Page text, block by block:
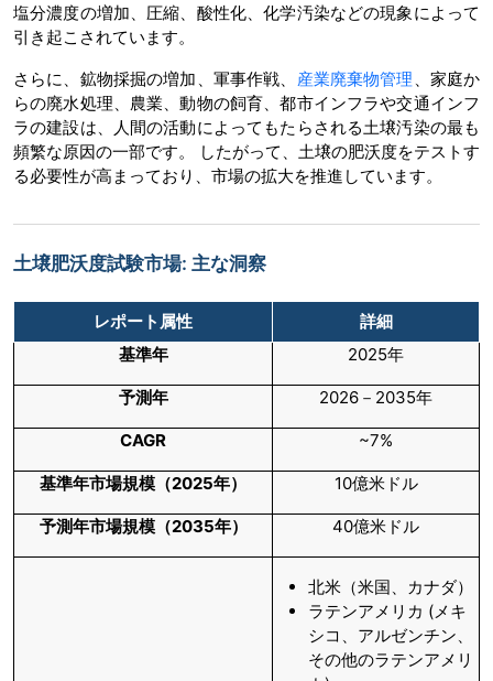
塩分濃度の増加、圧縮、酸性化、化学汚染などの現象によって
引き起こされています。
さらに、鉱物採掘の増加、軍事作戦、 産業廃棄物管理 、家庭か
らの廃水処理、農業、動物の飼育、都市インフラや交通インフ
ラの建設は、人間の活動によってもたらされる土壌汚染の最も
頻繁な原因の一部です。 したがって、土壌の肥沃度をテストす
る必要性が高まっており、市場の拡大を推進しています。
土壌肥沃度試験市場: 主な洞察
レポート属性
詳細
基準年
2025年
予測年 2026－2035年
CAGR ~7%
基準年市場規模（2025年） 10億米ドル
予測年市場規模（2035年） 40億米ドル
北米（米国、カナダ）
ラテンアメリカ (メキ
シコ、アルゼンチン、
その他のラテンアメリ